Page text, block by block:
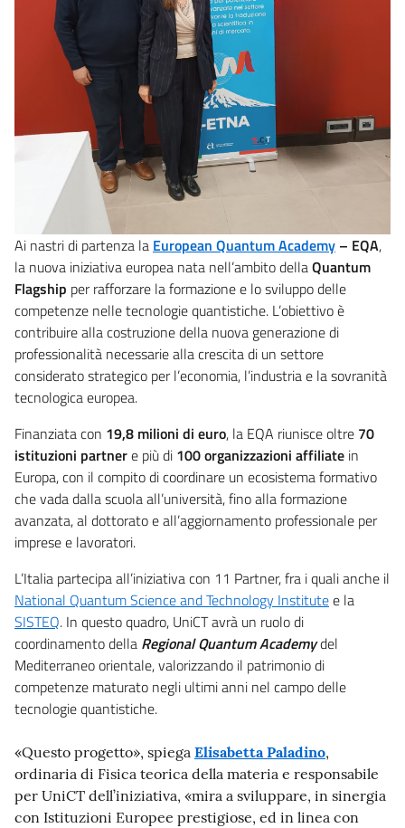
Ai nastri di partenza la European Quantum Academy – EQA,
la nuova iniziativa europea nata nell’ambito dellaQuantum
Flagship per rafforzare la formazione e lo sviluppo delle
competenze nelle tecnologie quantistiche. L’obiettivo è
contribuire alla costruzione della nuova generazione di
professionalità necessarie alla crescita di un settore
considerato strategico per l’economia, l’industria e la sovranità
tecnologica europea.
Finanziata con 19,8 milioni di euro, la EQA riunisce oltre 70
istituzioni partnere più di 100 organizzazioni affiliate in
Europa, con il compito di coordinare un ecosistema formativo
che vada dalla scuola all’università, fino alla formazione
avanzata, al dottorato e all’aggiornamento professionale per
imprese e lavoratori.
L’Italia partecipa all’iniziativa con 11 Partner, fra i quali anche il
National Quantum Science and Technology Institutee la
SISTEQ. In questo quadro, UniCT avrà un ruolo di
coordinamento della RegionalQuantumAcademydel
Mediterraneo orientale, valorizzando il patrimonio di
competenze maturato negli ultimi anni nel campo delle
tecnologie quantistiche.
«Questo progetto», spiega Elisabetta Paladino,
ordinaria di Fisica teorica della materia e responsabile
per UniCT dell’iniziativa, «mira a sviluppare, in sinergia
con Istituzioni Europee prestigiose, ed in linea con